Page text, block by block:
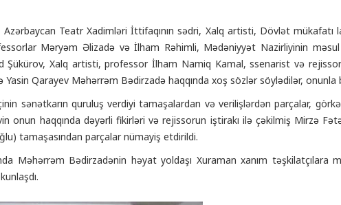
Azərbaycan Teatr Xadimləri İttifaqının sədri, Xalq artisti, Dövlət mükafatı
Məryəm Əlizadə və İlham Rəhimli, Mədəniyyət Nazirliyinin
Şükürov, Xalq artisti, professor İlham Namiq Kamal, ssenarist və
Yasin Qarayev Məhərrəm Bədirzadə haqqında xoş sözlər söylədilər, onunla
sənətkarın quruluş verdiyi tamaşalardan və verilişlərdən parçalar,
onun haqqında dəyərli fikirləri və rejissorun iştirakı ilə çəkilmiş Mirzə
tamaşasından parçalar nümayiş etdirildi.
Məhərrəm Bədirzadənin həyat yoldaşı Xuraman xanım təşkilatçılara